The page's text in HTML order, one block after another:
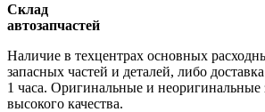
Склад
автозапчастей
Наличие в техцентрах основных
запасных частей и деталей, либо
1 часа. Оригинальные и неоригинальные
высокого качества.